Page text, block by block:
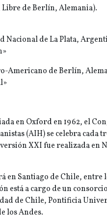
de Berlín, Alemania).
Nacional de La Plata,
Americano de Berlín,
en Oxford en 1962, el
(AIH) se celebra cada
XXI fue realizada en
en Santiago de Chile, entre
está a cargo de un
de Chile, Pontificia
los Andes.